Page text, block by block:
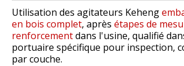
Utilisation des agitateurs Keheng
en bois complet, après étapes de
renforcementdans l'usine, qualifié
portuaire spécifique pour inspection,
par couche.